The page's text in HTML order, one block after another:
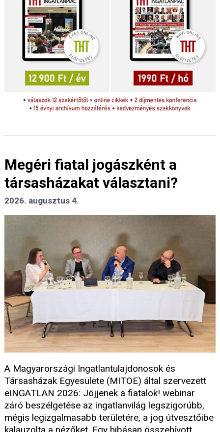
Megéri fiatal jogászként a
társasházakat választani?
2026. augusztus 4.
A Magyarországi Ingatlantulajdonosok és
Társasházak Egyesülete (MITOE) által szervezett
eINGATLAN 2026: Jöjjenek a fiatalok! webinar
záró beszélgetése az ingatlanvilág legszigorúbb,
mégis legizgalmasabb területére, a jog útvesztőibe